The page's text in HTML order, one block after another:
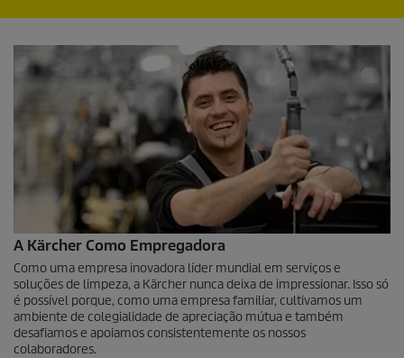
A Kärcher Como Empregadora
Como uma empresa inovadora líder mundial em serviços e
soluções de limpeza, a Kärcher nunca deixa de impressionar. Isso só
é possível porque, como uma empresa familiar, cultivamos um
ambiente de colegialidade de apreciação mútua e também
desafiamos e apoiamos consistentemente os nossos
colaboradores.